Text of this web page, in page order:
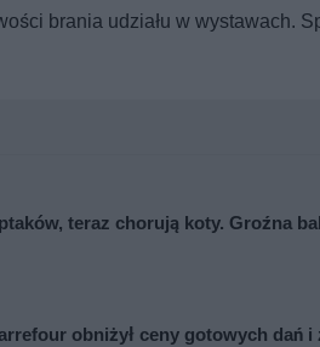
brania udziału w wystawach.
teraz chorują koty. Groźna
obniżył ceny gotowych dań